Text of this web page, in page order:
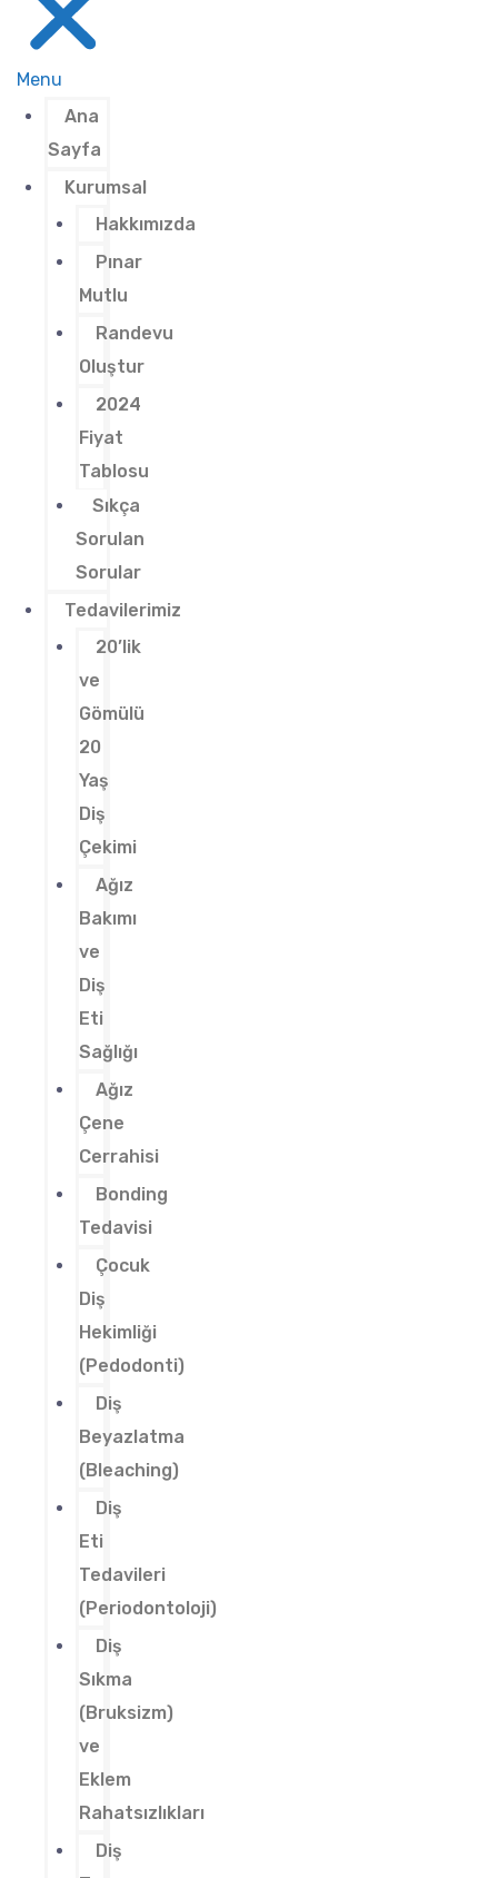
Menu
Ana
Sayfa
Kurumsal
Hakkımızda
Pınar
Mutlu
Randevu
Oluştur
2024
Fiyat
Tablosu
Sıkça
Sorulan
Sorular
Tedavilerimiz
20’lik
ve
Gömülü
20
Yaş
Diş
Çekimi
Ağız
Bakımı
ve
Diş
Eti
Sağlığı
Ağız
Çene
Cerrahisi
Bonding
Tedavisi
Çocuk
Diş
Hekimliği
(Pedodonti)
Diş
Beyazlatma
(Bleaching)
Diş
Eti
Tedavileri
(Periodontoloji)
Diş
Sıkma
(Bruksizm)
ve
Eklem
Rahatsızlıkları
Diş